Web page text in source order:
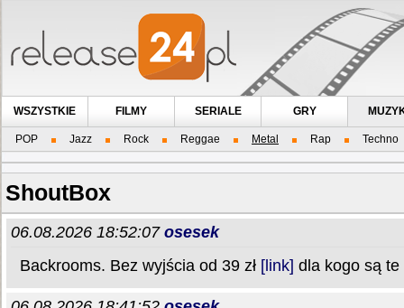
WSZYSTKIE FILMY SERIALE GRY
POP Jazz Rock Reggae Metal Rap Techno
ShoutBox